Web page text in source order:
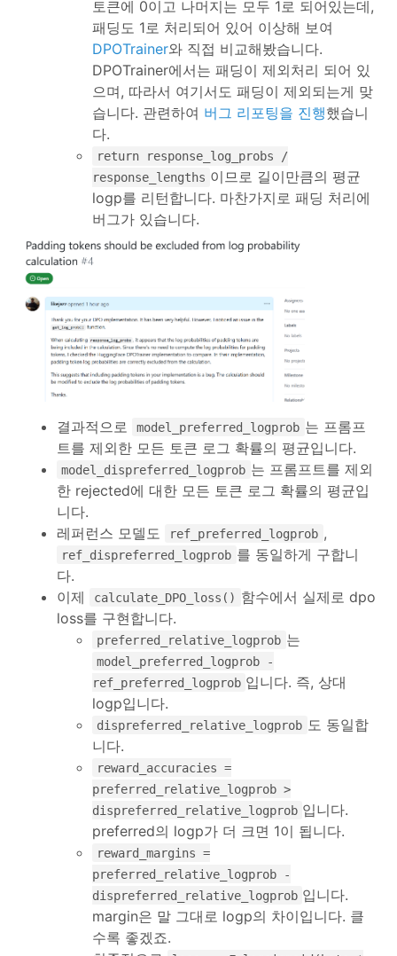
토큰에 0이고 나머지는 모두 1로 되어있는데,
패딩도 1로 처리되어 있어 이상해 보여
DPOTrainer와 직접 비교해봤습니다.
DPOTrainer에서는 패딩이 제외처리 되어 있
으며, 따라서 여기서도 패딩이 제외되는게 맞
습니다. 관련하여 버그 리포팅을 진행했습니
다.
return response_log_probs /
response_lengths 이므로 길이만큼의 평균
logp를 리턴합니다. 마찬가지로 패딩 처리에
버그가 있습니다.
결과적으로 model_preferred_logprob 는 프롬프
트를 제외한 모든 토큰 로그 확률의 평균입니다.
model_dispreferred_logprob 는 프롬프트를 제외
한 rejected에 대한 모든 토큰 로그 확률의 평균입
니다.
레퍼런스 모델도
ref_preferred_logprob ,
ref_dispreferred_logprob 를 동일하게 구합니
다.
이제
calculate_DPO_loss() 함수에서 실제로 dpo
loss를 구현합니다.
preferred_relative_logprob 는
model_preferred_logprob -
ref_preferred_logprob 입니다. 즉, 상대
logp입니다.
dispreferred_relative_logprob 도 동일합
니다.
reward_accuracies =
preferred_relative_logprob >
dispreferred_relative_logprob 입니다.
preferred의 logp가 더 크면 1이 됩니다.
reward_margins =
preferred_relative_logprob -
dispreferred_relative_logprob 입니다.
margin은 말 그대로 logp의 차이입니다. 클
수록 좋겠죠.